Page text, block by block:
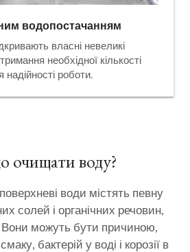
водопостачанням
власні невеликі
необхідної кількості
роботи.
очищати воду?
поверхневі води містять певну
солей і органічних речовин,
Вони можуть бути причиною,
бактерій у воді і корозії в